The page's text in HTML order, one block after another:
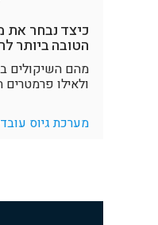
כיצד נבחר את
הטובה ביותר
מהם השיקולים
ולאילו
מערכת גיוס